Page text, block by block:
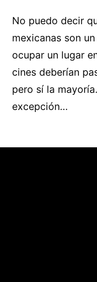
No puedo decir
mexicanas son
ocupar un lugar
cines deberían
pero sí la
excepción…